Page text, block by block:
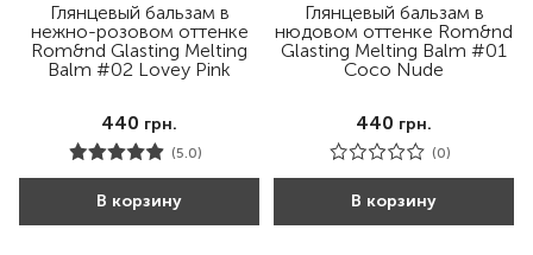
Глянцевый бальзам в
нежно-розовом оттенке
Rom&nd Glasting Melting
Balm #02 Lovey Pink
440 грн.
(5.0)
В корзину
Глянцевый бальзам в
нюдовом оттенке Rom&nd
Glasting Melting Balm #01
Coco Nude
440 грн.
(0)
В корзину